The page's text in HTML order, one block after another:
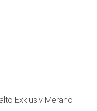
Exklusiv Merano